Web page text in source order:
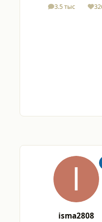
3.5 тыс
сообщения
isma2808